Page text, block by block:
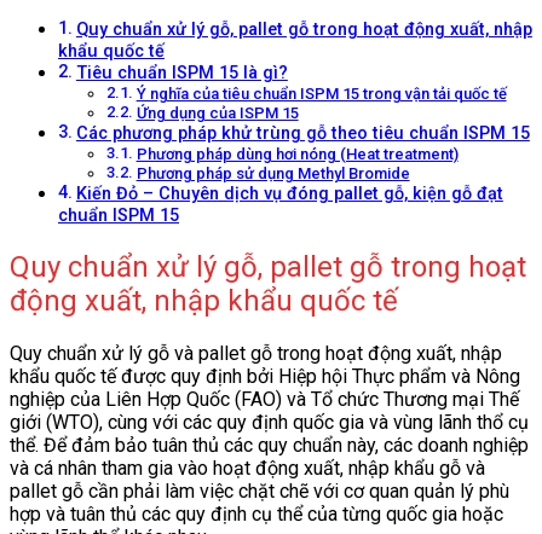
Quy chuẩn xử lý gỗ, pallet gỗ trong hoạt động xuất, nhập
khẩu quốc tế
Tiêu chuẩn ISPM 15 là gì?
Ý nghĩa của tiêu chuẩn ISPM 15 trong vận tải quốc tế
Ứng dụng của ISPM 15
Các phương pháp khử trùng gỗ theo tiêu chuẩn ISPM 15
Phương pháp dùng hơi nóng (Heat treatment)
Phương pháp sử dụng Methyl Bromide
Kiến Đỏ – Chuyên dịch vụ đóng pallet gỗ, kiện gỗ đạt
chuẩn ISPM 15
Quy chuẩn xử lý gỗ, pallet gỗ trong hoạt
động xuất, nhập khẩu quốc tế
Quy chuẩn xử lý gỗ và pallet gỗ trong hoạt động xuất, nhập
khẩu quốc tế được quy định bởi Hiệp hội Thực phẩm và Nông
nghiệp của Liên Hợp Quốc (FAO) và Tổ chức Thương mại Thế
giới (WTO), cùng với các quy định quốc gia và vùng lãnh thổ cụ
thể. Để đảm bảo tuân thủ các quy chuẩn này, các doanh nghiệp
và cá nhân tham gia vào hoạt động xuất, nhập khẩu gỗ và
pallet gỗ cần phải làm việc chặt chẽ với cơ quan quản lý phù
hợp và tuân thủ các quy định cụ thể của từng quốc gia hoặc